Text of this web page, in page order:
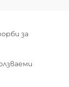
за